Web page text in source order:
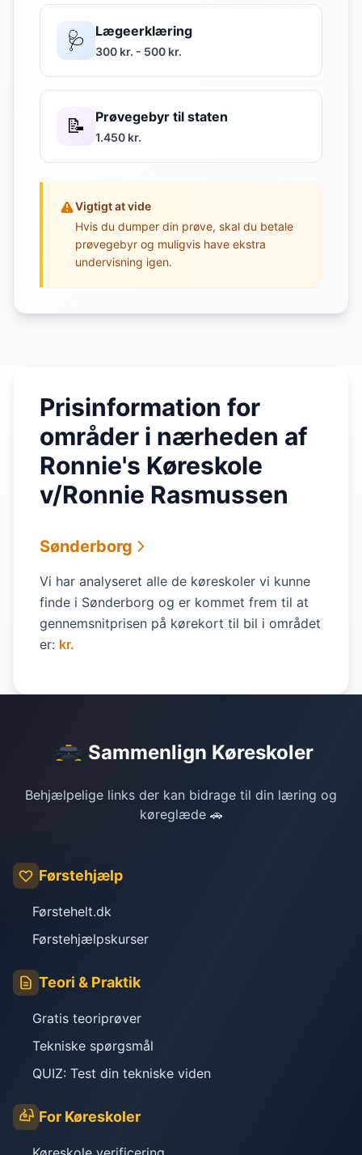
🩺 Lægeerklæring
300 kr. - 500 kr.
📝 Prøvegebyr til staten
1.450 kr.
Vigtigt at vide
Hvis du dumper din prøve, skal du betale
prøvegebyr og muligvis have ekstra
undervisning igen.
Prisinformation for
områder i nærheden af
Ronnie's Køreskole
v/Ronnie Rasmussen
Sønderborg
Vi har analyseret alle de køreskoler vi kunne
finde i Sønderborg og er kommet frem til at
gennemsnitprisen på kørekort til bil i området
er: kr.
Sammenlign Køreskoler
Behjælpelige links der kan bidrage til din læring og
køreglæde 🚗
Førstehjælp
Førstehelt.dk
Førstehjælpskurser
Teori & Praktik
Gratis teoriprøver
Tekniske spørgsmål
QUIZ: Test din tekniske viden
For Køreskoler